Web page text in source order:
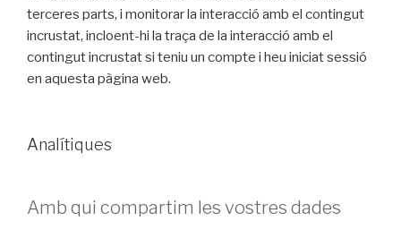
terceres parts, i monitorar la interacció amb el contingut
incrustat, incloent-hi la traça de la interacció amb el
contingut incrustat si teniu un compte i heu iniciat sessió
en aquesta pàgina web.
Analítiques
Amb qui compartim les vostres dades